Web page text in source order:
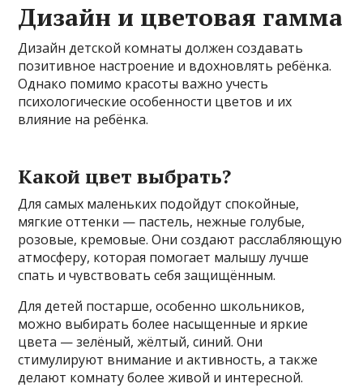
Дизайн и цветовая гамма
Дизайн детской комнаты должен создавать
позитивное настроение и вдохновлять ребёнка.
Однако помимо красоты важно учесть
психологические особенности цветов и их
влияние на ребёнка.
Какой цвет выбрать?
Для самых маленьких подойдут спокойные,
мягкие оттенки — пастель, нежные голубые,
розовые, кремовые. Они создают расслабляющую
атмосферу, которая помогает малышу лучше
спать и чувствовать себя защищённым.
Для детей постарше, особенно школьников,
можно выбирать более насыщенные и яркие
цвета — зелёный, жёлтый, синий. Они
стимулируют внимание и активность, а также
делают комнату более живой и интересной.